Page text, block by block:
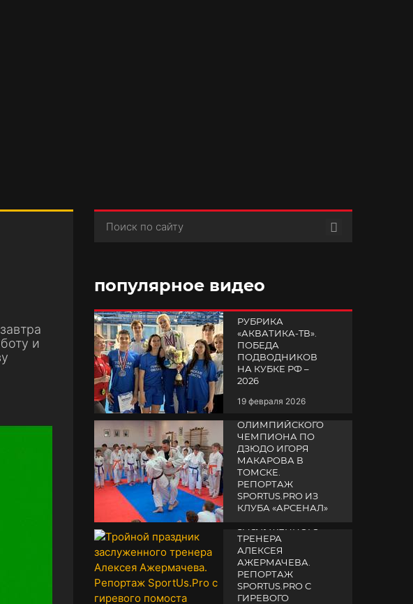
и
популярное видео
РУБРИКА
«АКВАТИКА-TВ».
ПОБЕДА
ПОДВОДНИКОВ
НА КУБКЕ РФ –
2026
19 февраля 2026
ОЛИМПИЙСКОГО
ЧЕМПИОНА ПО
ДЗЮДО ИГОРЯ
МАКАРОВА В
ТОМСКЕ.
РЕПОРТАЖ
SPORTUS.PRO ИЗ
КЛУБА «АРСЕНАЛ»
14 апреля 2025
ТРОЙНОЙ
ПРАЗДНИК
ТРЕНЕРА
АЛЕКСЕЯ
АЖЕРМАЧЕВА.
РЕПОРТАЖ
SPORTUS.PRO С
ГИРЕВОГО